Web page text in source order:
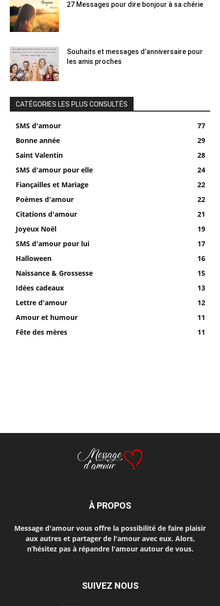
27 Messages pour dire bonjour à sa chérie
Souhaits et messages d’anniversaire pour
les amis proches
CATÉGORIES LES PLUS CONSULTÉS
SMS d'amour
77
Bonne année
29
Saint Valentin
28
SMS d'amour pour elle
24
Fiançailles et Mariage
22
Poèmes d'amour
22
Citations d'amour
21
Joyeux Noël
19
SMS d'amour pour lui
17
Halloween
16
Naissance & Grossesse
15
Idées cadeaux
13
Lettre d'amour
12
Amour et humour
11
Fête des mères
11
À PROPOS
Message d'amour vous offre la possibilité de faire plaisir
aux autres et partager de l'amour avec eux. Alors,
n’hésitez pas à répandre l'amour autour de vous.
SUIVEZ NOUS